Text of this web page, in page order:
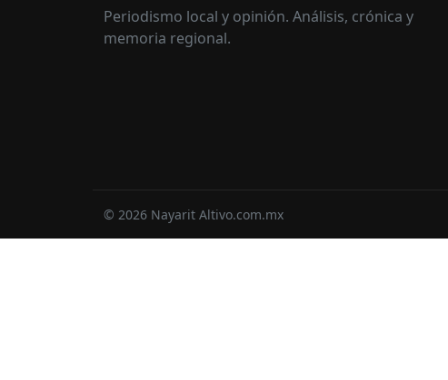
Periodismo local y opinión. Análisis, crónica y
memoria regional.
© 2026 Nayarit Altivo.com.mx